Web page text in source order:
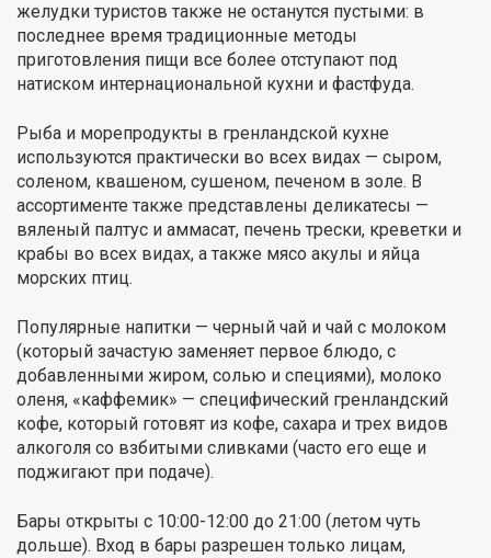
желудки туристов также не останутся пустыми: в
последнее время традиционные методы
приготовления пищи все более отступают под
натиском интернациональной кухни и фастфуда.
Рыба и морепродукты в гренландской кухне
используются практически во всех видах — сыром,
соленом, квашеном, сушеном, печеном в золе. В
ассортименте также представлены деликатесы —
вяленый палтус и аммасат, печень трески, креветки и
крабы во всех видах, а также мясо акулы и яйца
морских птиц.
Популярные напитки — черный чай и чай с молоком
(который зачастую заменяет первое блюдо, с
добавленными жиром, солью и специями), молоко
оленя, «каффемик» — специфический гренландский
кофе, который готовят из кофе, сахара и трех видов
алкоголя со взбитыми сливками (часто его еще и
поджигают при подаче).
Бары открыты с 10:00-12:00 до 21:00 (летом чуть
дольше). Вход в бары разрешен только лицам,